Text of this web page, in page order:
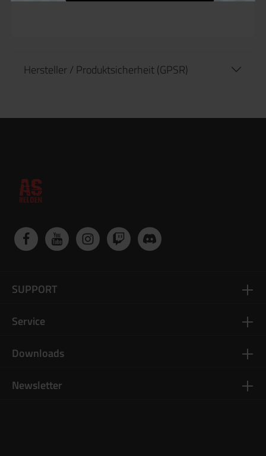
Hersteller / Produktsicherheit (GPSR)
Newsletter
SUPPORT
Service
Downloads